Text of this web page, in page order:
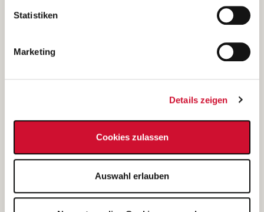
unsererDatenschutzerklärung
Statistiken
Marketing
Details zeigen
Cookies zulassen
Auswahl erlauben
(Ein Tochterunternehmen des AWO Bezirksverbandes Unterfranken
e.V.)
Bewerbung als Altenpflegehelfer*in
Bewerbung als Erzieher*in
AWO Gliederungen nach Bundesland